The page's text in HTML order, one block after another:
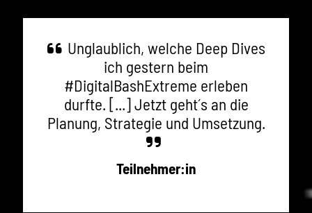
Unglaublich, welche Deep Dives
ich gestern beim
#DigitalBashExtreme erleben
durfte. [...] Jetzt geht´s an die
Planung, Strategie und Umsetzung.
Teilnehmer:in